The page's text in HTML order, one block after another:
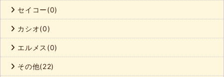
セイコー(0)
カシオ(0)
エルメス(0)
その他(22)